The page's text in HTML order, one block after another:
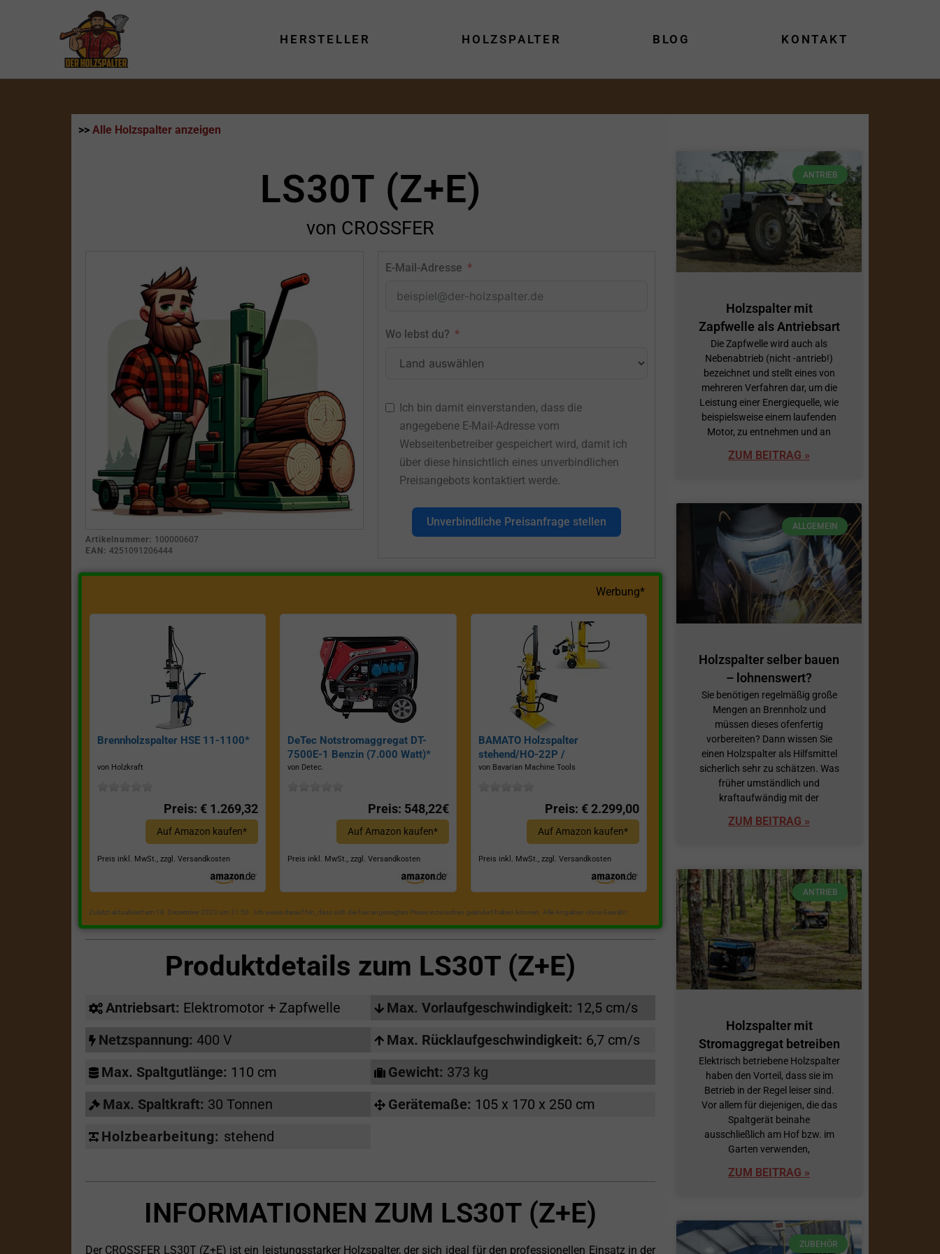
HERSTELLER HOLZSPALTER BLOG KONTAKT
>> Alle Holzspalter anzeigen
LS30T (Z+E)
von CROSSFER
Artikelnummer: 100000607
EAN: 4251091206444
E-Mail-Adresse
Wo lebst du?
Ich bin damit einverstanden, dass die
angegebene E-Mail-Adresse vom
Webseitenbetreiber gespeichert wird, damit ich
über diese hinsichtlich eines unverbindlichen
Preisangebots kontaktiert werde.
Unverbindliche Preisanfrage stellen
Werbung*
Brennholzspalter HSE 11-1100*
von Holzkraft
Preis: € 1.269,32
Auf Amazon kaufen*
Preis inkl. MwSt., zzgl. Versandkosten
DeTec Notstromaggregat DT-
7500E-1 Benzin (7.000 Watt)*
von Detec.
Preis: 548,22€
Auf Amazon kaufen*
Preis inkl. MwSt., zzgl. Versandkosten
BAMATO Holzspalter
stehend/HO-22P /
Zapfwellenantrieb, Inkl.
von Bavarian Machine Tools
Preis: € 2.299,00
Auf Amazon kaufen*
Preis inkl. MwSt., zzgl. Versandkosten
Zuletzt aktualisiert am 18. Dezember 2023 um 21:50 . Ich weise darauf hin, dass sich die hier angezeigten Preise inzwischen geändert haben können. Alle Angaben ohne Gewähr.
Produktdetails zum LS30T (Z+E)
Antriebsart: Elektromotor + Zapfwelle
Netzspannung: 400 V
Max. Spaltgutlänge: 110 cm
Max. Spaltkraft: 30 Tonnen
Holzbearbeitung: stehend
Max. Vorlaufgeschwindigkeit: 12,5 cm/s
Max. Rücklaufgeschwindigkeit: 6,7 cm/s
Gewicht: 373 kg
Gerätemaße: 105 x 170 x 250 cm
INFORMATIONEN ZUM LS30T (Z+E)
Der CROSSFER LS30T (Z+E) ist ein leistungsstarker Holzspalter, der sich ideal für den professionellen Einsatz in der
ANTRIEB
Holzspalter mit
Zapfwelle als Antriebsart
Die Zapfwelle wird auch als
Nebenabtrieb (nicht -antrieb!)
bezeichnet und stellt eines von
mehreren Verfahren dar, um die
Leistung einer Energiequelle, wie
beispielsweise einem laufenden
Motor, zu entnehmen und an
ZUM BEITRAG »
ALLGEMEIN
Holzspalter selber bauen
– lohnenswert?
Sie benötigen regelmäßig große
Mengen an Brennholz und
müssen dieses ofenfertig
vorbereiten? Dann wissen Sie
einen Holzspalter als Hilfsmittel
sicherlich sehr zu schätzen. Was
früher umständlich und
kraftaufwändig mit der
ZUM BEITRAG »
ANTRIEB
Holzspalter mit
Stromaggregat betreiben
Elektrisch betriebene Holzspalter
haben den Vorteil, dass sie im
Betrieb in der Regel leiser sind.
Vor allem für diejenigen, die das
Spaltgerät beinahe
ausschließlich am Hof bzw. im
Garten verwenden,
ZUM BEITRAG »
ZUBEHÖR